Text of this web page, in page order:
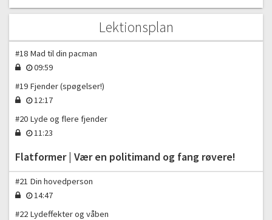
Lektionsplan
#18 Mad til din pacman
09:59
#19 Fjender (spøgelser!)
12:17
#20 Lyde og flere fjender
11:23
Flatformer | Vær en politimand og fang røvere!
#21 Din hovedperson
14:47
#22 Lydeffekter og våben